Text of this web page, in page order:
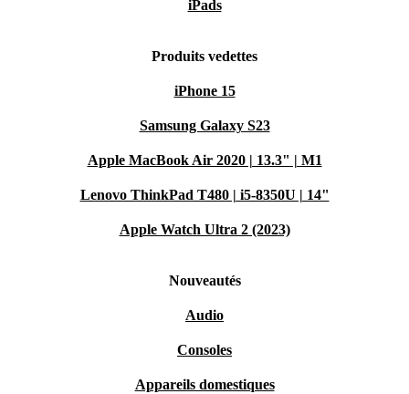
iPads
Produits vedettes
iPhone 15
Samsung Galaxy S23
Apple MacBook Air 2020 | 13.3" | M1
Lenovo ThinkPad T480 | i5-8350U | 14"
Apple Watch Ultra 2 (2023)
Nouveautés
Audio
Consoles
Appareils domestiques